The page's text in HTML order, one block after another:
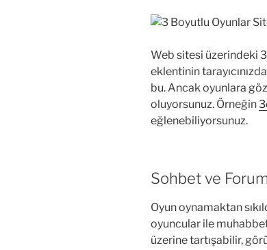
Web sitesi üzerindeki
eklentinin
bu. Ancak oyunlara
oluyorsunuz. Örneğin
eğlenebiliyorsunuz.
Sohbet ve
Oyun oynamaktan
oyuncular ile
üzerine tartışabilir,